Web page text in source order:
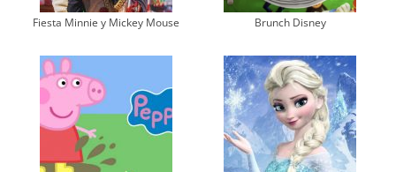
Fiesta Minnie y Mickey Mouse Brunch Disney